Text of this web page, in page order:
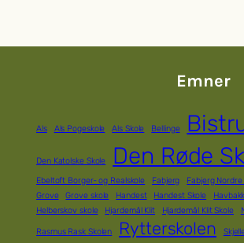
Emner
Als Als Pogeskole Als Skole Bellinge
Den Katolske Skole Den Røde
Ebeltoft Borger- og Realskole
Fabjerg Fabjerg Nordre
Grove
Grove skole Handest Handest Skole
Helberskov skole
Hjardemål Klit Hjardemål Klit Skole
Rasmus Rask Skolen Rytterskolen